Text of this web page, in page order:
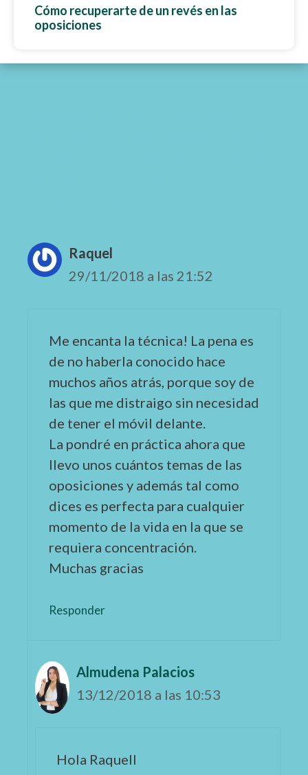
Cómo recuperarte de un revés en las
oposiciones
Raquel
29/11/2018 a las 21:52
Me encanta la técnica! La pena es
de no haberla conocido hace
muchos años atrás, porque soy de
las que me distraigo sin necesidad
de tener el móvil delante.
La pondré en práctica ahora que
llevo unos cuántos temas de las
oposiciones y además tal como
dices es perfecta para cualquier
momento de la vida en la que se
requiera concentración.
Muchas gracias
Responder
Almudena Palacios
13/12/2018 a las 10:53
Hola Raquell